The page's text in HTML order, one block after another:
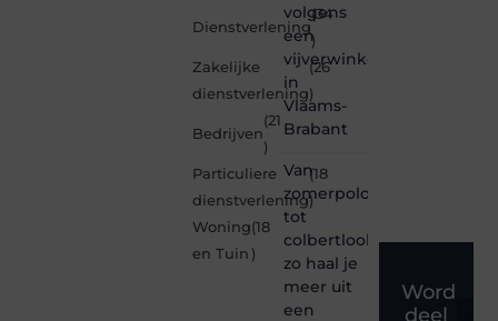
Dienstverlening
(34
)
Zakelijke
dienstverlening
(26
)
Bedrijven
(21
)
Particuliere
dienstverlening
(18
)
Woning
en Tuin
(18
)
volgens
een
vijverwinkel
in
Vlaams-
Brabant
Van
zomerpolo
tot
colbertlook
zo haal je
meer uit
een
Word
deel